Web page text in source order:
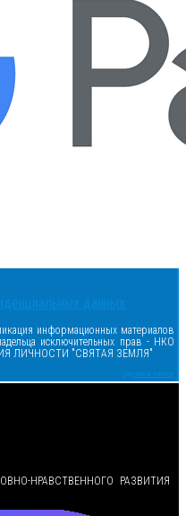
данных
информационных материалов
исключительных прав - НКО
ЛИЧНОСТИ "СВЯТАЯ ЗЕМЛЯ"
Сделано в samsite
НРАВСТВЕННОГО РАЗВИТИЯ